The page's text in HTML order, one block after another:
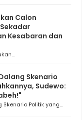
Calon
Kesabaran dan
Skenario
Sudewo:
Politik yang...